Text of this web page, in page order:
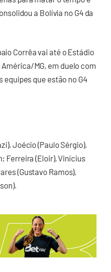
a Bolívia no G4 da
Corrêa vai até o Estádio
MG, em duelo com
que estão no G4
Joécio (Paulo Sérgio),
Ferreira (Eloir), Vinícius
(Gustavo Ramos),